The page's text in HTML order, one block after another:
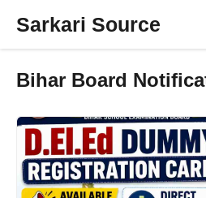
Sarkari Source
Bihar Board